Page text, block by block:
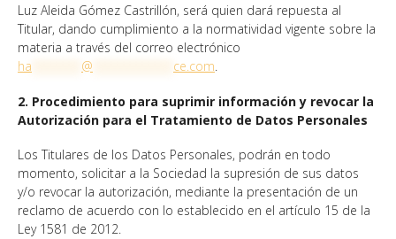
Luz Aleida Gómez Castrillón, será quien dará repuesta al
Titular, dando cumplimiento a la normatividad vigente sobre la
materia a través del correo electrónico
ha
@ ce.com.
2. Procedimiento para suprimir información y revocar la
Autorización para el Tratamiento de Datos Personales
Los Titulares de los Datos Personales, podrán en todo
momento, solicitar a la Sociedad la supresión de sus datos
y/o revocar la autorización, mediante la presentación de un
reclamo de acuerdo con lo establecido en el artículo 15 de la
Ley 1581 de 2012.